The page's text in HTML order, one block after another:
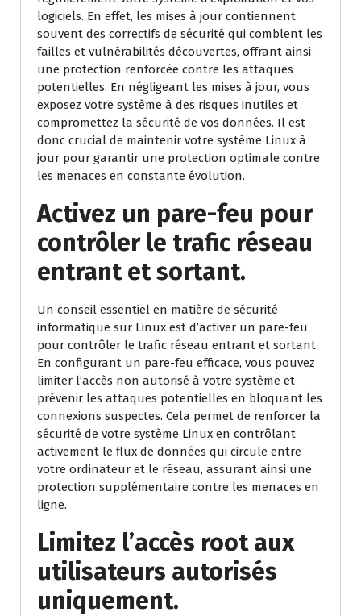
logiciels. En effet, les mises à jour contiennent
souvent des correctifs de sécurité qui comblent les
failles et vulnérabilités découvertes, offrant ainsi
une protection renforcée contre les attaques
potentielles. En négligeant les mises à jour, vous
exposez votre système à des risques inutiles et
compromettez la sécurité de vos données. Il est
donc crucial de maintenir votre système Linux à
jour pour garantir une protection optimale contre
les menaces en constante évolution.
Activez un pare-feu pour
contrôler le trafic réseau
entrant et sortant.
Un conseil essentiel en matière de sécurité
informatique sur Linux est d’activer un pare-feu
pour contrôler le trafic réseau entrant et sortant.
En configurant un pare-feu efficace, vous pouvez
limiter l’accès non autorisé à votre système et
prévenir les attaques potentielles en bloquant les
connexions suspectes. Cela permet de renforcer la
sécurité de votre système Linux en contrôlant
activement le flux de données qui circule entre
votre ordinateur et le réseau, assurant ainsi une
protection supplémentaire contre les menaces en
ligne.
Limitez l’accès root aux
utilisateurs autorisés
uniquement.